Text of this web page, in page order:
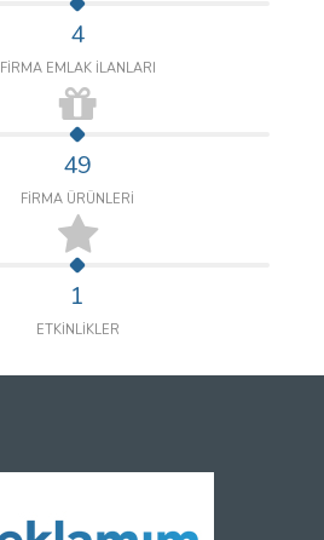
4
FİRMA EMLAK İLANLARI
49
FİRMA ÜRÜNLERİ
1
ETKİNLİKLER